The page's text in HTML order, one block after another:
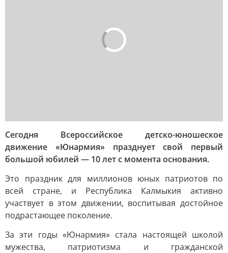
Сегодня Всероссийское детско-юношеское
движение «Юнармия» празднует свой первый
большой юбилей — 10 лет с момента основания.
Это праздник для миллионов юных патриотов по
всей стране, и Республика Калмыкия активно
участвует в этом движении, воспитывая достойное
подрастающее поколение.
За эти годы «Юнармия» стала настоящей школой
мужества, патриотизма и гражданской